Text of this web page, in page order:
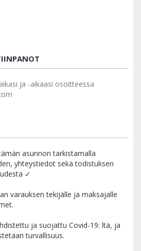
ja -aikaasi osoitteessa
asunnon tarkistamalla
yhteystiedot sekä todistuksen
✓
varauksen tekijälle ja maksajalle
ja suojattu Covid-19: ltä, ja
turvallisuus.